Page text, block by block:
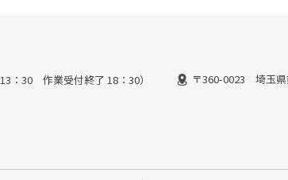
：30 作業受付終了 18：30） 〒360-0023 埼玉県